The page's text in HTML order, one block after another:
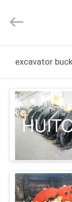
ÜRÜN
VR
GÖSTERISI
BIZIM
Reserved.
excavator